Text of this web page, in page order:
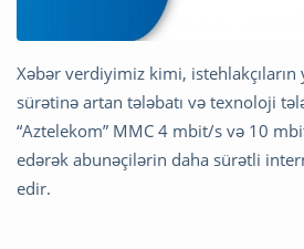
Xəbər verdiyimiz kimi,
sürətinə artan tələbatı və texnoloji
“Aztelekom” MMC 4 mbit/s və 10
edərək abunəçilərin daha sürətli
edir.